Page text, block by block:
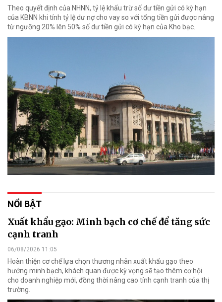
Theo quyết định của NHNN, tỷ lệ khấu trừ số dư tiền gửi có kỳ hạn
của KBNN khi tính tỷ lệ dư nợ cho vay so với tổng tiền gửi được nâng
từ ngưỡng 20% lên 50% số dư tiền gửi có kỳ hạn của Kho bạc.
NỔI BẬT
Xuất khẩu gạo: Minh bạch cơ chế để tăng sức
cạnh tranh
06/08/2026 11:05
Hoàn thiện cơ chế lựa chọn thương nhân xuất khẩu gạo theo
hướng minh bạch, khách quan được kỳ vọng sẽ tạo thêm cơ hội
cho doanh nghiệp mới, đồng thời nâng cao tính cạnh tranh của thị
trường.